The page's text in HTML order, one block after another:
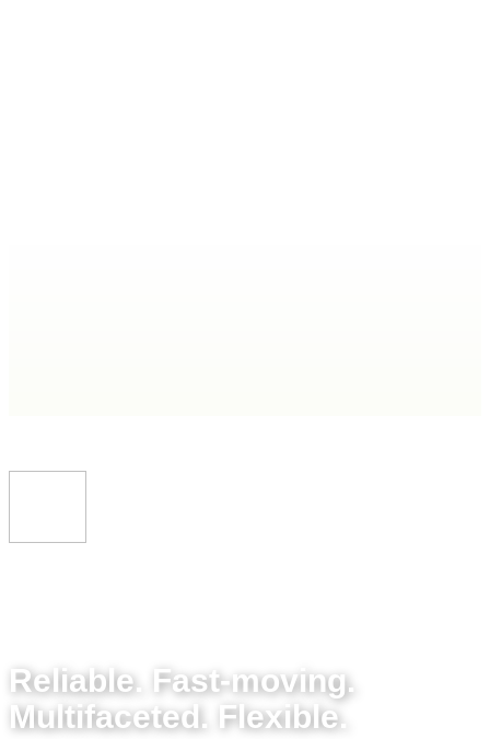
​​Reliable. Fast-moving.
Multifaceted. Flexible.